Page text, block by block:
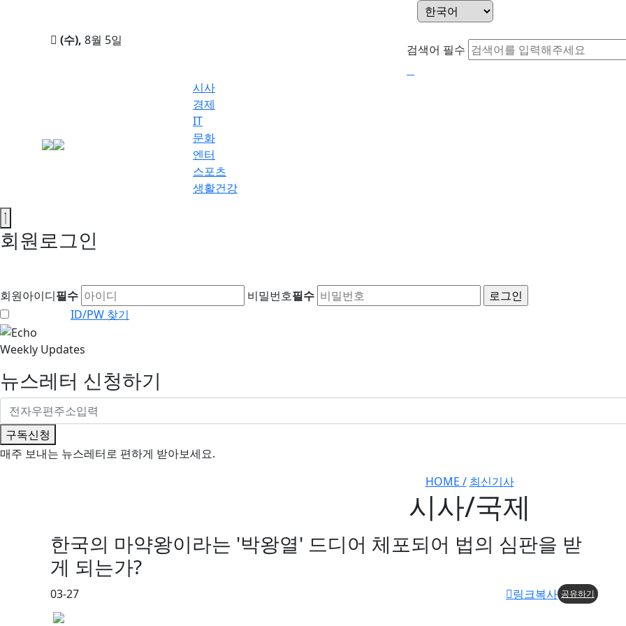
(수), 8월 5일
검색어 필수
시사
경제
IT
문화
엔터
스포츠
생활건강
회원로그인
회원아이디필수 비밀번호필수
ID/PW 찾기
Weekly Updates
뉴스레터 신청하기
구독신청
매주 보내는 뉴스레터로 편하게 받아보세요.
HOME / 최신기사
시사/국제
한국의 마약왕이라는 '박왕열' 드디어 체포되어 법의 심판을 받
게 되는가?
03-27 링크복사 공유하기